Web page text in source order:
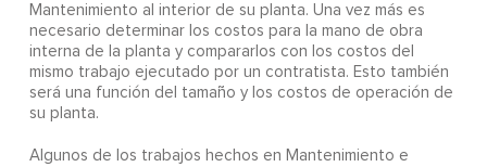
Mantenimiento al interior de su planta. Una vez más es
necesario determinar los costos para la mano de obra
interna de la planta y compararlos con los costos del
mismo trabajo ejecutado por un contratista. Esto también
será una función del tamaño y los costos de operación de
su planta.
Algunos de los trabajos hechos en Mantenimiento e